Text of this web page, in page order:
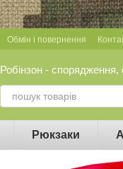
Обмін і повернення
Робінзон -
Рюкзаки